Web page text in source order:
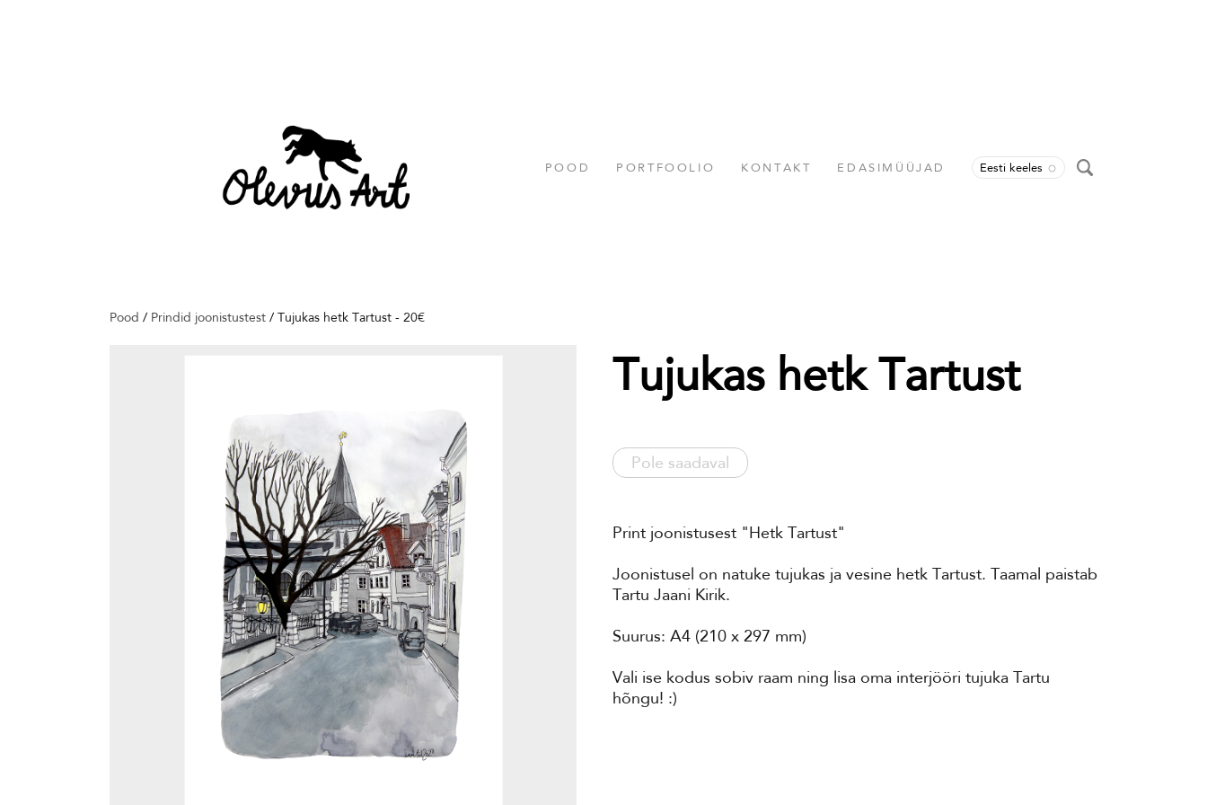
POOD PORTFOOLIO KONTAKT EDASIMÜÜJAD Eesti keeles
Pood / Prindid joonistustest / Tujukas hetk Tartust - 20€
Tujukas hetk Tartust
Pole saadaval
Print joonistusest "Hetk Tartust"
Joonistusel on natuke tujukas ja vesine hetk Tartust. Taamal paistab
Tartu Jaani Kirik.
Suurus: A4 (210 x 297 mm)
Vali ise kodus sobiv raam ning lisa oma interjööri tujuka Tartu
hõngu! :)